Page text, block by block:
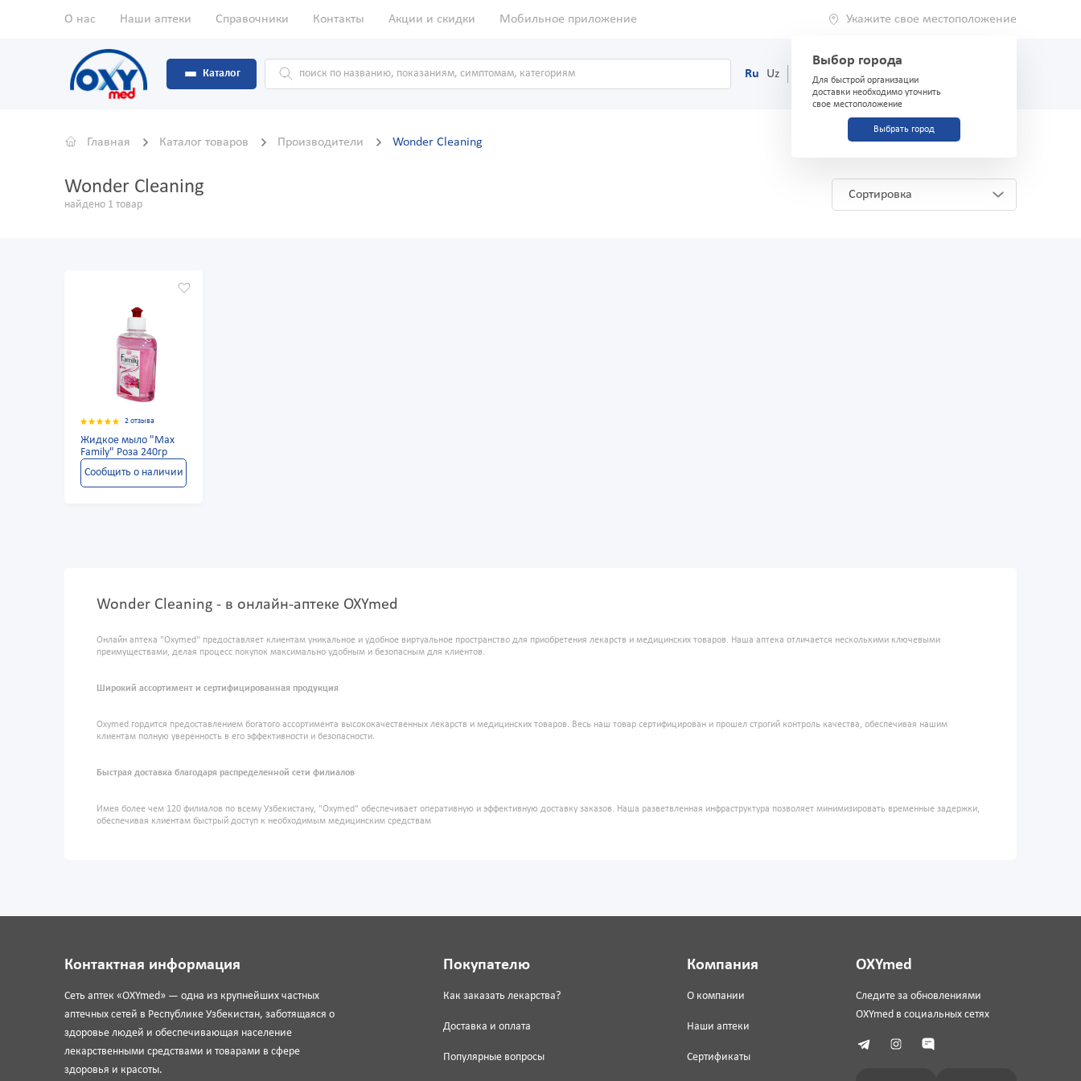
О нас Наши аптеки Справочники Контакты Акции и скидки Мобильное приложение Укажите свое местоположение
Выбор города
Для быстрой организации
доставки необходимо уточнить
свое местоположение
Выбрать город
Каталог Ru Uz (71) 200-03-03
Главная Каталог товаров Производители Wonder Cleaning
Wonder Cleaning
найдено 1 товар
Сортировка
2 отзыва
Жидкое мыло "Max
Family" Роза 240гр
Сообщить о наличии
Wonder Cleaning - в онлайн-аптеке OXYmed
Онлайн аптека "Oxymed" предоставляет клиентам уникальное и удобное виртуальное пространство для приобретения лекарств и медицинских товаров. Наша аптека отличается несколькими ключевыми
преимуществами, делая процесс покупок максимально удобным и безопасным для клиентов.
Широкий ассортимент и сертифицированная продукция
Oxymed гордится предоставлением богатого ассортимента высококачественных лекарств и медицинских товаров. Весь наш товар сертифицирован и прошел строгий контроль качества, обеспечивая нашим
клиентам полную уверенность в его эффективности и безопасности.
Быстрая доставка благодаря распределенной сети филиалов
Имея более чем 120 филиалов по всему Узбекистану, "Oxymed" обеспечивает оперативную и эффективную доставку заказов. Наша разветвленная инфраструктура позволяет минимизировать временные задержки,
обеспечивая клиентам быстрый доступ к необходимым медицинским средствам
Контактная информация
Сеть аптек «OXYmed» — одна из крупнейших частных
аптечных сетей в Республике Узбекистан, заботящаяся о
здоровье людей и обеспечивающая население
лекарственными средствами и товарами в сфере
здоровья и красоты.
Покупателю
Как заказать лекарства?
Доставка и оплата
Популярные вопросы
Компания
О компании
Наши аптеки
Сертификаты
OXYmed
Следите за обновлениями
OXYmed в социальных сетях